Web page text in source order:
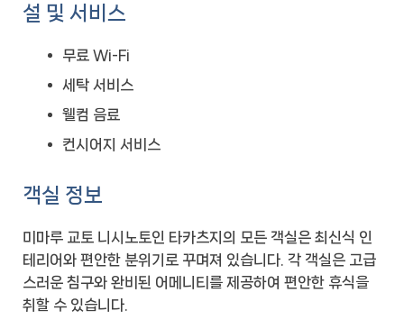
설 및 서비스
무료 Wi-Fi
세탁 서비스
웰컴 음료
컨시어지 서비스
객실 정보
미마루 교토 니시노토인 타카츠지의 모든 객실은 최신식 인
테리어와 편안한 분위기로 꾸며져 있습니다. 각 객실은 고급
스러운 침구와 완비된 어메니티를 제공하여 편안한 휴식을
취할 수 있습니다.